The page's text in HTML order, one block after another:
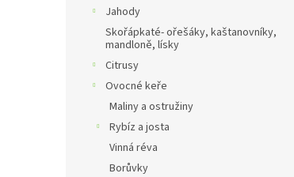
Jahody
Skořápkaté- ořešáky, kaštanovníky,
mandloně, lísky
Citrusy
Ovocné keře
Maliny a ostružiny
Rybíz a josta
Vinná réva
Borůvky